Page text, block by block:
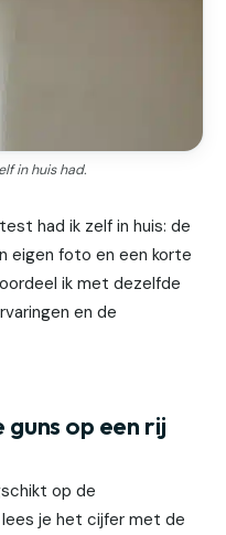
in huis had.
had ik zelf in huis: de
eigen foto en een korte
ik met dezelfde
en de
guns op een rij
op de
je het cijfer met de